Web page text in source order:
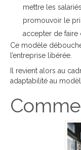
mettre les
promouvoir le
accepter de faire
Ce modèle
l’entreprise libérée.
Il revient alors au
adaptabilité au